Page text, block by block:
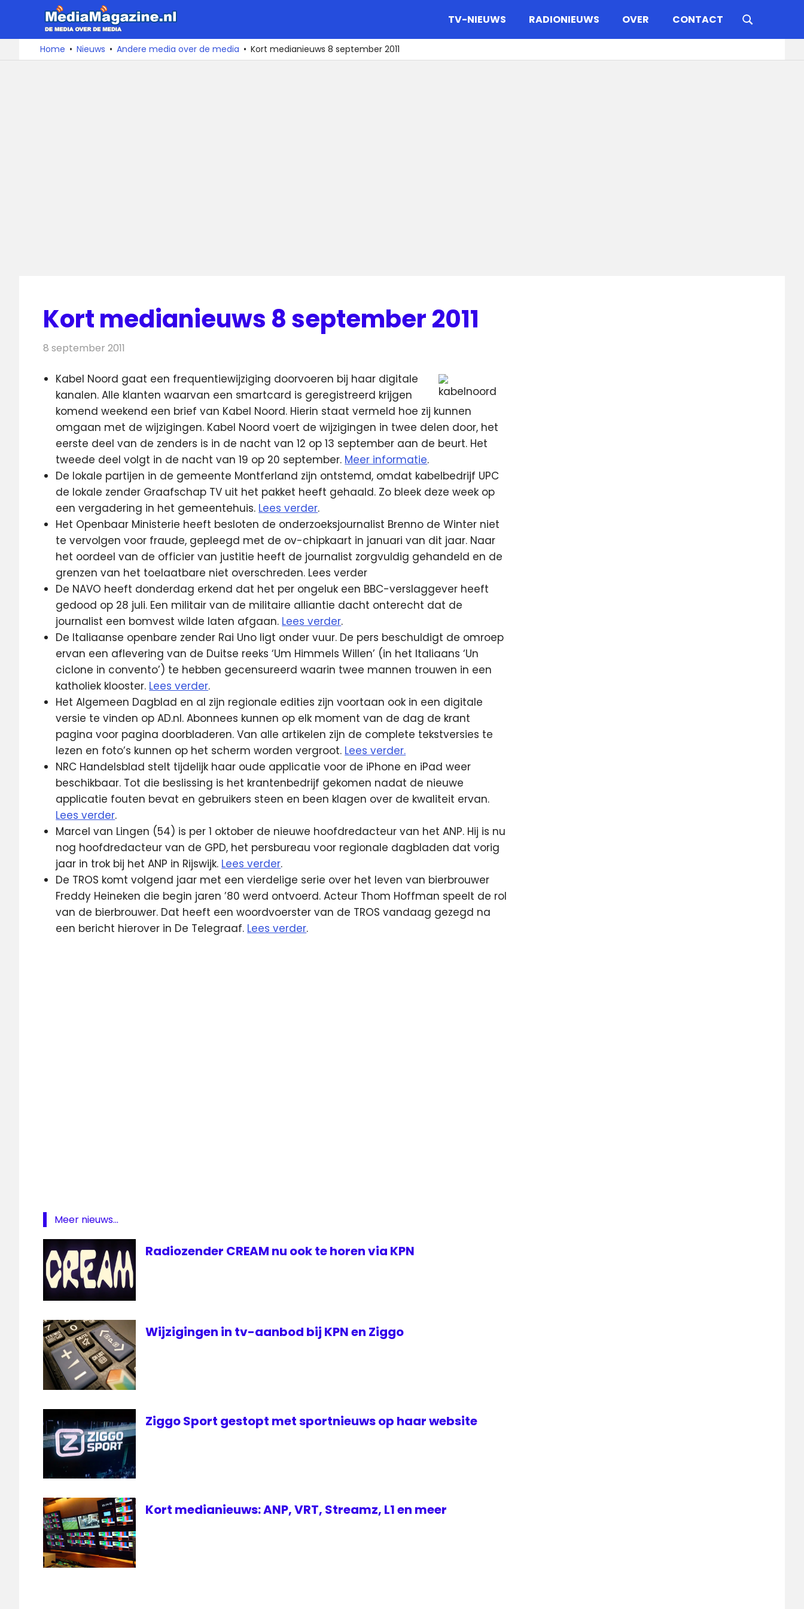
naar
De
media
over
TV-NIEUWS RADIONIEUWS OVER CONTACT
Home Nieuws Andere media over de media Kort medianieuws 8 september 2011
Kort medianieuws 8 september 2011
8 september 2011
Kabel Noord gaat een frequentiewijziging doorvoeren bij haar digitale
kanalen. Alle klanten waarvan een smartcard is geregistreerd krijgen
komend weekend een brief van Kabel Noord. Hierin staat vermeld hoe zij kunnen
omgaan met de wijzigingen. Kabel Noord voert de wijzigingen in twee delen door, het
eerste deel van de zenders is in de nacht van 12 op 13 september aan de beurt. Het
tweede deel volgt in de nacht van 19 op 20 september. Meer informatie.
De lokale partijen in de gemeente Montferland zijn ontstemd, omdat kabelbedrijf UPC
de lokale zender Graafschap TV uit het pakket heeft gehaald. Zo bleek deze week op
een vergadering in het gemeentehuis. Lees verder.
Het Openbaar Ministerie heeft besloten de onderzoeksjournalist Brenno de Winter niet
te vervolgen voor fraude, gepleegd met de ov-chipkaart in januari van dit jaar. Naar
het oordeel van de officier van justitie heeft de journalist zorgvuldig gehandeld en de
grenzen van het toelaatbare niet overschreden. Lees verder
De NAVO heeft donderdag erkend dat het per ongeluk een BBC-verslaggever heeft
gedood op 28 juli. Een militair van de militaire alliantie dacht onterecht dat de
journalist een bomvest wilde laten afgaan. Lees verder.
De Italiaanse openbare zender Rai Uno ligt onder vuur. De pers beschuldigt de omroep
ervan een aflevering van de Duitse reeks ‘Um Himmels Willen’ (in het Italiaans ‘Un
ciclone in convento’) te hebben gecensureerd waarin twee mannen trouwen in een
katholiek klooster. Lees verder.
Het Algemeen Dagblad en al zijn regionale edities zijn voortaan ook in een digitale
versie te vinden op AD.nl. Abonnees kunnen op elk moment van de dag de krant
pagina voor pagina doorbladeren. Van alle artikelen zijn de complete tekstversies te
lezen en foto’s kunnen op het scherm worden vergroot. Lees verder.
NRC Handelsblad stelt tijdelijk haar oude applicatie voor de iPhone en iPad weer
beschikbaar. Tot die beslissing is het krantenbedrijf gekomen nadat de nieuwe
applicatie fouten bevat en gebruikers steen en been klagen over de kwaliteit ervan.
Lees verder.
Marcel van Lingen (54) is per 1 oktober de nieuwe hoofdredacteur van het ANP. Hij is nu
nog hoofdredacteur van de GPD, het persbureau voor regionale dagbladen dat vorig
jaar in trok bij het ANP in Rijswijk. Lees verder.
De TROS komt volgend jaar met een vierdelige serie over het leven van bierbrouwer
Freddy Heineken die begin jaren ’80 werd ontvoerd. Acteur Thom Hoffman speelt de rol
van de bierbrouwer. Dat heeft een woordvoerster van de TROS vandaag gezegd na
een bericht hierover in De Telegraaf. Lees verder.
Meer nieuws...
Radiozender CREAM nu ook te horen via KPN
Wijzigingen in tv-aanbod bij KPN en Ziggo
Ziggo Sport gestopt met sportnieuws op haar website
Kort medianieuws: ANP, VRT, Streamz, L1 en meer